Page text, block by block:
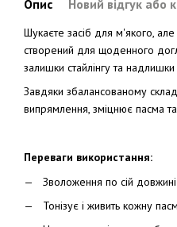
Опис Новий відгук або
Шукаєте засіб для м'якого,
створений для щоденного
залишки стайлінгу та
Завдяки збалансованому
випрямлення, зміцнює пасма та
Переваги використання:
Зволоження по сій
Тонізує і живить кожну